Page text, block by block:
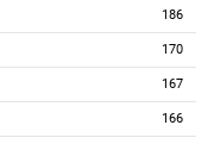
186
170
167
166